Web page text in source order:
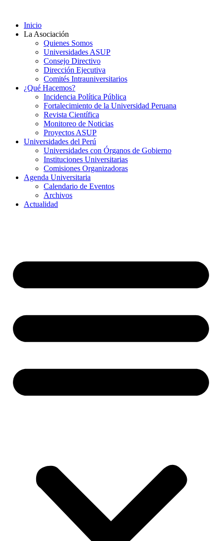
contenido
Inicio
La Asociación
Quienes Somos
Universidades ASUP
Consejo Directivo
Dirección Ejecutiva
Comités Intrauniversitarios
¿Qué Hacemos?
Incidencia Política Pública
Fortalecimiento de la Universidad Peruana
Revista Científica
Monitoreo de Noticias
Proyectos ASUP
Universidades del Perú
Universidades con Órganos de Gobierno
Instituciones Universitarias
Comisiones Organizadoras
Agenda Universitaria
Calendario de Eventos
Archivos
Actualidad